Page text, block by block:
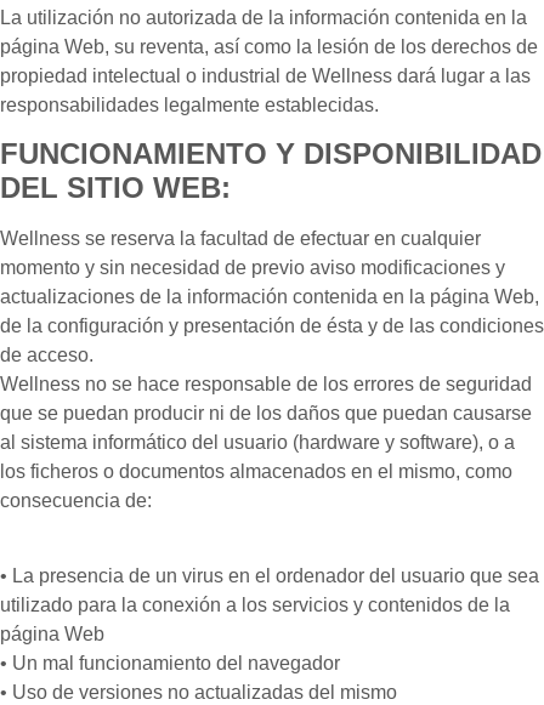
La utilización no autorizada de la información contenida en la
página Web, su reventa, así como la lesión de los derechos de
propiedad intelectual o industrial de Wellness dará lugar a las
responsabilidades legalmente establecidas.
FUNCIONAMIENTO Y DISPONIBILIDAD
DEL SITIO WEB:
Wellness se reserva la facultad de efectuar en cualquier
momento y sin necesidad de previo aviso modificaciones y
actualizaciones de la información contenida en la página Web,
de la configuración y presentación de ésta y de las condiciones
de acceso.
Wellness no se hace responsable de los errores de seguridad
que se puedan producir ni de los daños que puedan causarse
al sistema informático del usuario (hardware y software), o a
los ficheros o documentos almacenados en el mismo, como
consecuencia de:
• La presencia de un virus en el ordenador del usuario que sea
utilizado para la conexión a los servicios y contenidos de la
página Web
• Un mal funcionamiento del navegador
• Uso de versiones no actualizadas del mismo